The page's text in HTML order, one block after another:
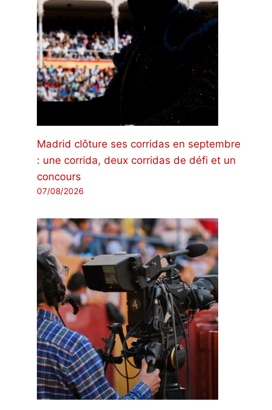
Madrid clôture ses corridas en septembre
: une corrida, deux corridas de défi et un
concours
07/08/2026